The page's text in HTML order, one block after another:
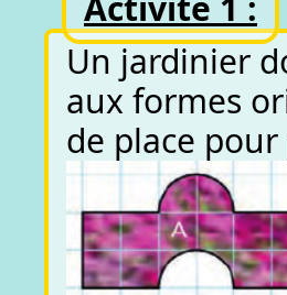
Un jardinier
aux formes
de place